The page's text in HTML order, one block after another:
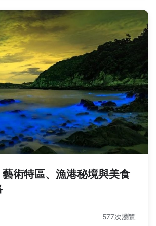
術特區、漁港秘境與美食
577次瀏覽